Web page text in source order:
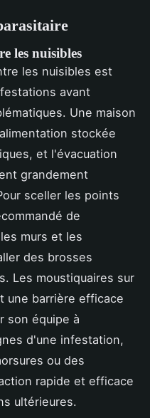
les nuisibles
les nuisibles est
avant
Une maison
stockée
et l'évacuation
grandement
sceller les points
de
murs et les
des brosses
Les moustiquaires sur
une barrière efficace
son équipe à
d'une infestation,
ou des
rapide et efficace
ultérieures.